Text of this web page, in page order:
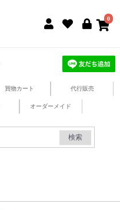
0
買物カート 代行販売
オーダーメイド
検索